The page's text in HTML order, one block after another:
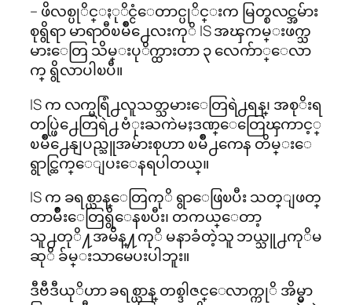
– ဖိလစ္ပုိင္ႏုိင္ငံေတာင္ပုိင္းက မြတ္စလင္အမ်ား
စုရွိရာ မာရာ၀ီၿမိဳ႕ေလးကုိ IS အၾကမ္းဖက္သ
မားေတြ သိမ္းပုိက္ထားတာ ၃ လေက်ာ္ေလာ
က္ ရွိလာပါၿပီ။
IS က လက္မရြံ႕လူသတ္သမားေတြရဲ႕ရန္၊ အစုိးရ
တပ္ဖြဲ႕ေတြရဲ႕ ဗံုးႀကဲမႈဒဏ္ေတြေၾကာင့္
ၿမိဳ႕ေနျပည္သူအမ်ားစုဟာ ၿမိဳ႕ကေန တိမ္းေ
ရွာင္ထြက္ေျပးေနရပါတယ္။
IS က ခရစ္ယာန္ေတြကုိ ရွာေဖြၿပီး သတ္ျဖတ္
တာမ်ိဳးေတြရွိေနၿပီး၊ တကယ္ေတာ့
သူ႕တုိ႔အမိန္႔ကုိ မနာခံတဲ့သူ ဘယ္သူ႕ကုိမ
ဆုိ ခ်မ္းသာမေပးပါဘူး။
ဒီဗီဒီယုိဟာ ခရစ္ယာန္ တစ္ဒါဇင္ေလာက္ကုိ အိမ္မွာ